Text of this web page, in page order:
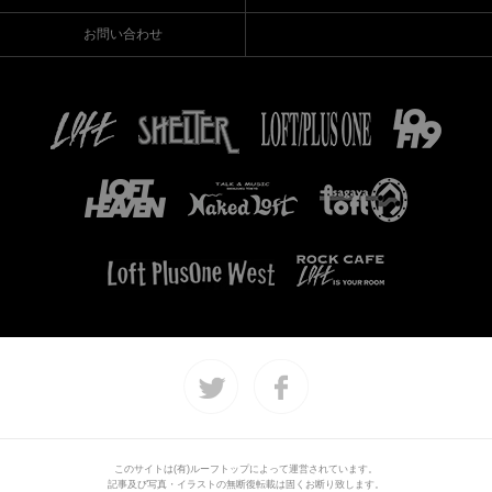
お問い合わせ
このサイトは(有)ルーフトップによって運営されています。
記事及び写真・イラストの無断復転載は固くお断り致します。